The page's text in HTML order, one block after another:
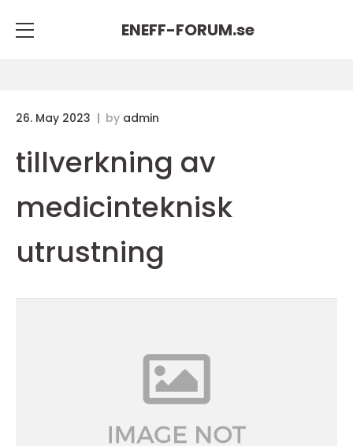
ENEFF-FORUM.se
26. May 2023 by admin
tillverkning av
medicinteknisk
utrustning